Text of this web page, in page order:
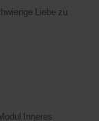
Liebe zu
Inneres